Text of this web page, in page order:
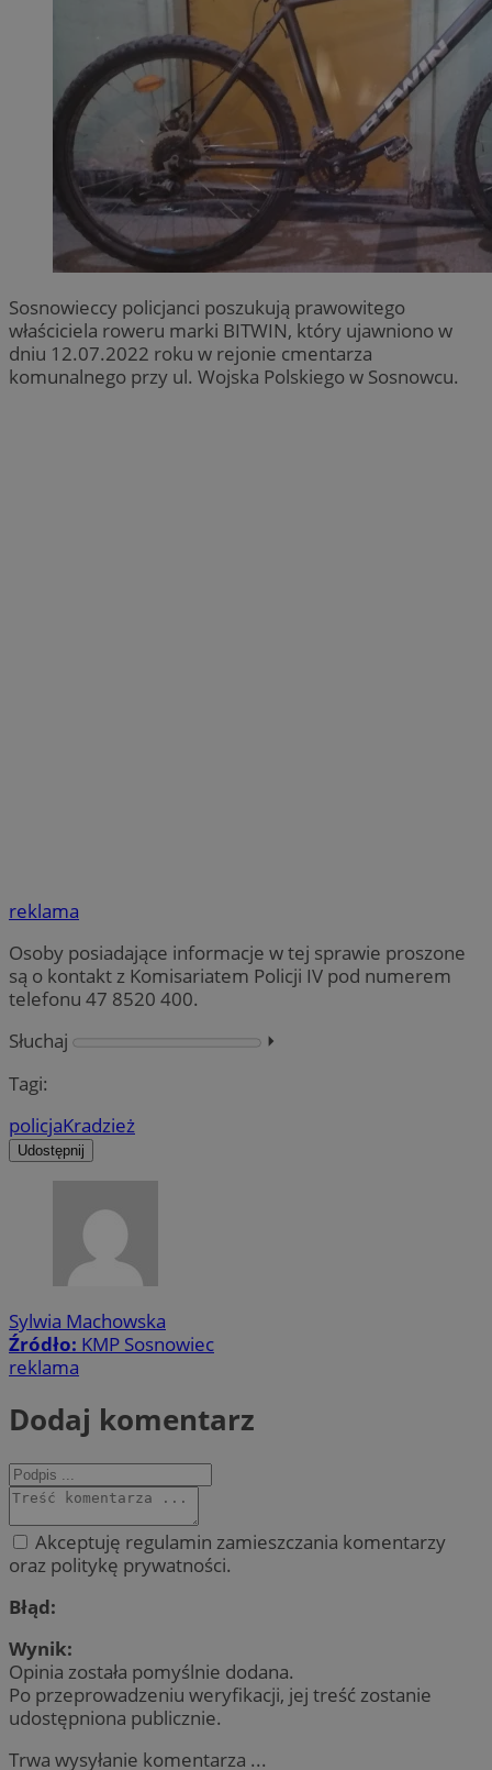
Sosnowieccy policjanci poszukują prawowitego
właściciela roweru marki BITWIN, który ujawniono w
dniu 12.07.2022 roku w rejonie cmentarza
komunalnego przy ul. Wojska Polskiego w Sosnowcu.
reklama
Osoby posiadające informacje w tej sprawie proszone
są o kontakt z Komisariatem Policji IV pod numerem
telefonu 47 8520 400.
Słuchaj
⏵︎
Tagi:
policjaKradzież
Udostępnij
Sylwia Machowska
Źródło: KMP Sosnowiec
reklama
Dodaj komentarz
Akceptuję regulamin zamieszczania komentarzy
oraz politykę prywatności.
Błąd:
Wynik:
Opinia została pomyślnie dodana.
Po przeprowadzeniu weryfikacji, jej treść zostanie
udostępniona publicznie.
Trwa wysyłanie komentarza ...